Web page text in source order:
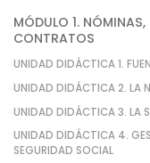
MÓDULO 1.
CONTRATOS
UNIDAD DIDÁCTICA 1.
UNIDAD DIDÁCTICA 2. LA
UNIDAD DIDÁCTICA 3. LA
UNIDAD DIDÁCTICA 4.
SEGURIDAD SOCIAL